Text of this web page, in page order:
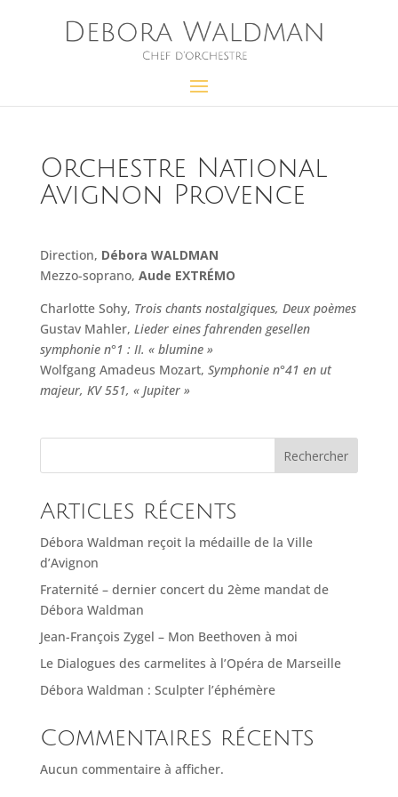
Orchestre National
Avignon Provence
Direction, Débora WALDMAN
Mezzo-soprano, Aude EXTRÉMO
Charlotte Sohy, Trois chants nostalgiques, Deux poèmes
Gustav Mahler, Lieder eines fahrenden gesellen
symphonie n°1 : II. « blumine »
Wolfgang Amadeus Mozart, Symphonie n°41 en ut
majeur, KV 551, « Jupiter »
Rechercher
Articles récents
Débora Waldman reçoit la médaille de la Ville
d’Avignon
Fraternité – dernier concert du 2ème mandat de
Débora Waldman
Jean-François Zygel – Mon Beethoven à moi
Le Dialogues des carmelites à l’Opéra de Marseille
Débora Waldman : Sculpter l’éphémère
Commentaires récents
Aucun commentaire à afficher.